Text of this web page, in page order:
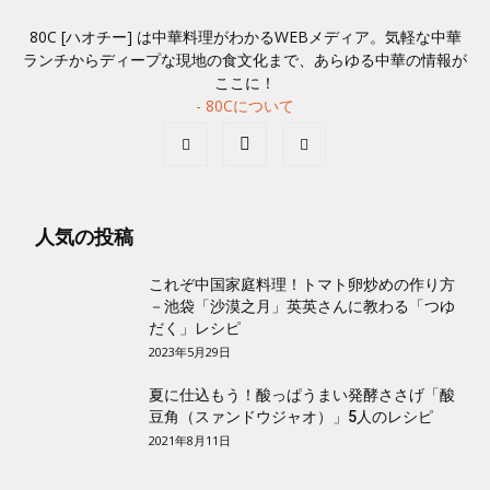
80C [ハオチー] は中華料理がわかるWEBメディア。気軽な中華
ランチからディープな現地の食文化まで、あらゆる中華の情報が
ここに！
- 80Cについて
人気の投稿
これぞ中国家庭料理！トマト卵炒めの作り方
－池袋「沙漠之月」英英さんに教わる「つゆ
だく」レシピ
2023年5月29日
夏に仕込もう！酸っぱうまい発酵ささげ「酸
豆角（スァンドウジャオ）」5人のレシピ
2021年8月11日